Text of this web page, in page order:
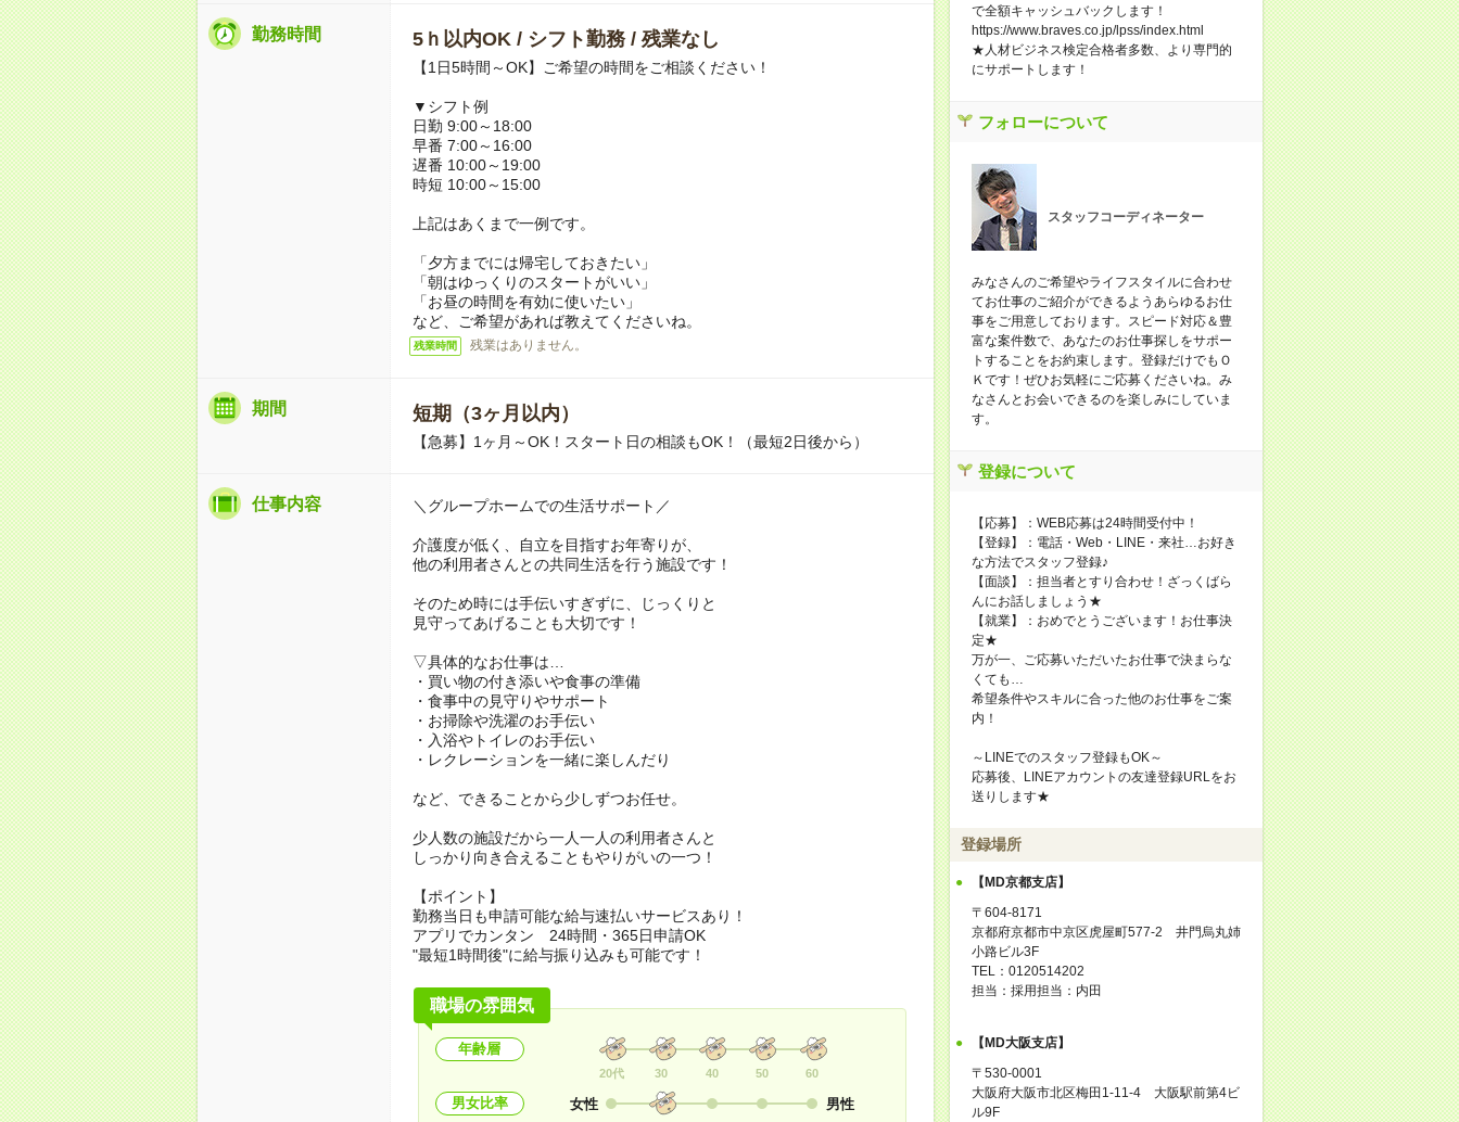
勤務時間 5ｈ以内OK / シフト勤務 / 残業なし
【1日5時間～OK】ご希望の時間をご相談ください！
▼シフト例
日勤 9:00～18:00
早番 7:00～16:00
遅番 10:00～19:00
時短 10:00～15:00
上記はあくまで一例です。
「夕方までには帰宅しておきたい」
「朝はゆっくりのスタートがいい」
「お昼の時間を有効に使いたい」
など、ご希望があれば教えてくださいね。
残業時間 残業はありません。
期間 短期（3ヶ月以内）
【急募】1ヶ月～OK！スタート日の相談もOK！（最短2日後から）
仕事内容 ＼グループホームでの生活サポート／
介護度が低く、自立を目指すお年寄りが、
他の利用者さんとの共同生活を行う施設です！
そのため時には手伝いすぎずに、じっくりと
見守ってあげることも大切です！
▽具体的なお仕事は…
・買い物の付き添いや食事の準備
・食事中の見守りやサポート
・お掃除や洗濯のお手伝い
・入浴やトイレのお手伝い
・レクレーションを一緒に楽しんだり
など、できることから少しずつお任せ。
少人数の施設だから一人一人の利用者さんと
しっかり向き合えることもやりがいの一つ！
【ポイント】
勤務当日も申請可能な給与速払いサービスあり！
アプリでカンタン 24時間・365日申請OK
"最短1時間後"に給与振り込みも可能です！
職場の雰囲気
年齢層
20代 30 40 50 60
男女比率 女性 男性
で全額キャッシュバックします！
https://www.braves.co.jp/lpss/index.html
★人材ビジネス検定合格者多数、より専門的
にサポートします！
フォローについて
スタッフコーディネーター
みなさんのご希望やライフスタイルに合わせ
てお仕事のご紹介ができるようあらゆるお仕
事をご用意しております。スピード対応＆豊
富な案件数で、あなたのお仕事探しをサポー
トすることをお約束します。登録だけでもＯ
Ｋです！ぜひお気軽にご応募くださいね。み
なさんとお会いできるのを楽しみにしていま
す。
登録について
【応募】：WEB応募は24時間受付中！
【登録】：電話・Web・LINE・来社…お好き
な方法でスタッフ登録♪
【面談】：担当者とすり合わせ！ざっくばら
んにお話しましょう★
【就業】：おめでとうございます！お仕事決
定★
万が一、ご応募いただいたお仕事で決まらな
くても…
希望条件やスキルに合った他のお仕事をご案
内！
～LINEでのスタッフ登録もOK～
応募後、LINEアカウントの友達登録URLをお
送りします★
登録場所
【MD京都支店】
〒604-8171
京都府京都市中京区虎屋町577-2 井門烏丸姉
小路ビル3F
TEL：0120514202
担当：採用担当：内田
【MD大阪支店】
〒530-0001
大阪府大阪市北区梅田1-11-4 大阪駅前第4ビ
ル9F